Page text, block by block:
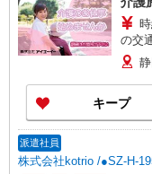
の交
払
キープ
派遣社員
株式会社kotrio /●SZ-H-